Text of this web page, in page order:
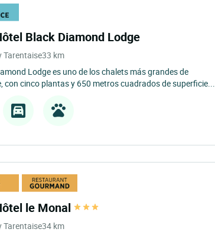
Black Diamond Lodge
Tarentaise33 km
Lodge es uno de los chalets más grandes de
con cinco plantas y 650 metros cuadrados de superficie...
le Monal
Tarentaise34 km